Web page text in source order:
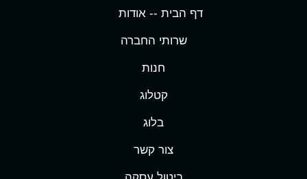
דף הבית -- אודות
שרותי החברה
חנות
קטלוג
בלוג
צור קשר